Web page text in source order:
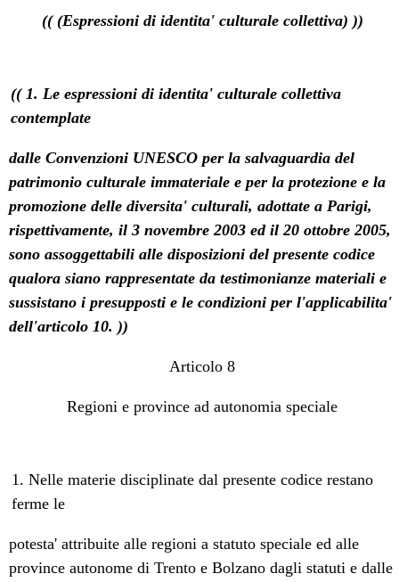
(( (Espressioni di identita' culturale collettiva) ))
(( 1. Le espressioni di identita' culturale collettiva
contemplate
dalle Convenzioni UNESCO per la salvaguardia del
patrimonio culturale immateriale e per la protezione e la
promozione delle diversita' culturali, adottate a Parigi,
rispettivamente, il 3 novembre 2003 ed il 20 ottobre 2005,
sono assoggettabili alle disposizioni del presente codice
qualora siano rappresentate da testimonianze materiali e
sussistano i presupposti e le condizioni per l'applicabilita'
dell'articolo 10. ))
Articolo 8
Regioni e province ad autonomia speciale
1. Nelle materie disciplinate dal presente codice restano
ferme le
potesta' attribuite alle regioni a statuto speciale ed alle
province autonome di Trento e Bolzano dagli statuti e dalle